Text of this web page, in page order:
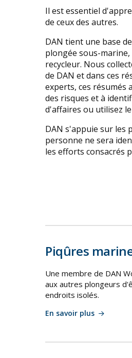
Il est essentiel
de ceux des autres.
DAN tient une base
plongée sous-
recycleur. Nous
de DAN et dans ces
experts, ces résumés
des risques et à
d'affaires ou utilisez
DAN s'appuie sur les
personne ne sera
les efforts consacrés
Piqûres
Une membre de DAN
aux autres plongeurs
endroits isolés.
En savoir plus